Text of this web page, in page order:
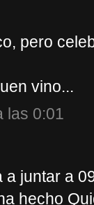
pero
vino...
las 0:01
a juntar a
hecho